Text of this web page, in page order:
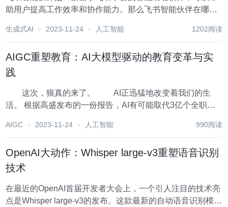
助用户提高工作效率和协作能力。那么飞书智能伙伴在哪里
免费软件下载地址。 >>>点击前往 飞书智能伙伴 官网体验入
生成式AI 2023-11-24 人工智能 1202阅读
AIGC重塑教育：AI大模型驱动的教育变革与实
践
这次，狼真的来了。 AI正迅猛地改变着我们的生
活。 根据高盛发布的一份报告，AI有可能取代3亿个全职工
的工作可以用AI完成。另一份Statista的报告预测，仅2023
AIGC 2023-11-24 人工智能 990阅读
OpenAI大动作：Whisper large-v3重塑语音识别
技术
在最近的OpenAI首届开发者大会上，一个引人注目的技术亮
点是Whisper large-v3的发布。这款最新的自动语音识别模型